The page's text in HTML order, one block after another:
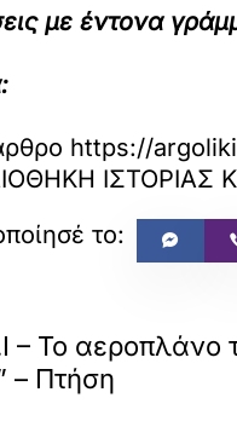
με έντονα
https://
ΙΣΤΟΡΙΑΣ
– To αεροπλάνο
– Πτήση